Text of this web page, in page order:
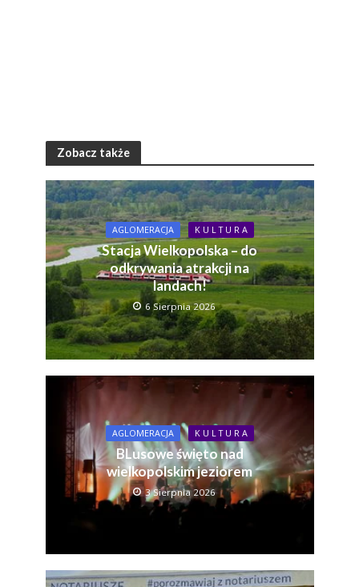
Zobacz także
AGLOMERACJA K U L T U R A
Stacja Wielkopolska – do
odkrywania atrakcji na
landach!
6 Sierpnia 2026
AGLOMERACJA K U L T U R A
BLusowe święto nad
wielkopolskim jeziorem
3 Sierpnia 2026